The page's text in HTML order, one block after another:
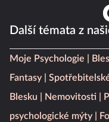
Další témata z
Moje Psychologie
Fantasy
Blesku
Nemovitosti
psychologické mýty